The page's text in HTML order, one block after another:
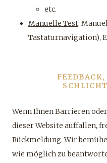
etc.
Manuelle Test:
Tastaturnavigation),
Wenn Ihnen Barrieren
dieser Website auffallen,
Rückmeldung. Wir
wie möglich zu